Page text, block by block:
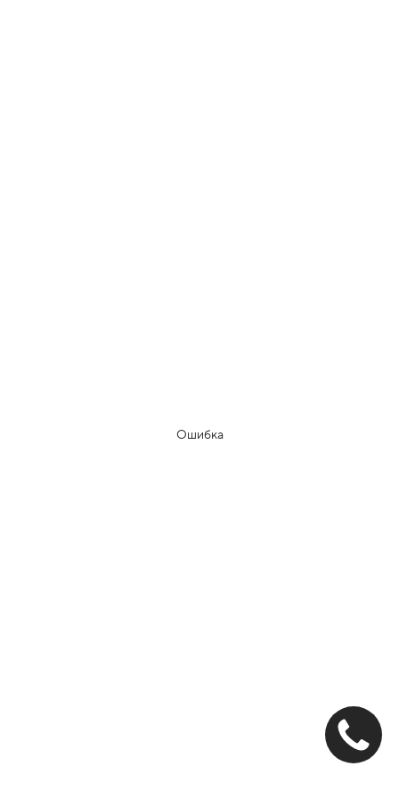
Ошибка